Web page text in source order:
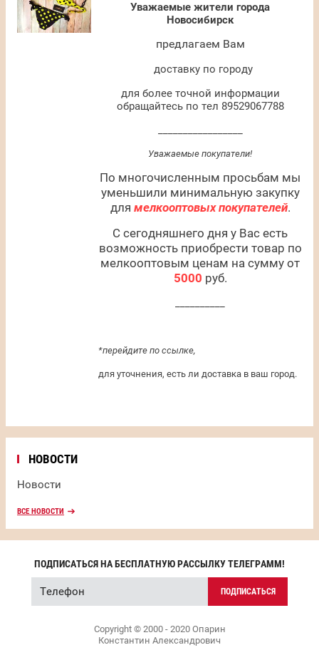
Уважаемые жители города
Новосибирск
предлагаем Вам
доставку по городу
для более точной информации
обращайтесь по тел 89529067788
Уважаемые покупатели!
По многочисленным просьбам мы
уменьшили минимальную закупку
для мелкооптовых покупателей.
С сегодняшнего дня у Вас есть
возможность приобрести товар по
мелкооптовым ценам на сумму от
5000 руб.
*перейдите по ссылке,
для уточнения, есть ли доставка в ваш город.
НОВОСТИ
Новости
ВСЕ НОВОСТИ
ПОДПИСАТЬСЯ НА БЕСПЛАТНУЮ РАССЫЛКУ ТЕЛЕГРАММ!
ПОДПИСАТЬСЯ
Copyright © 2000 - 2020 Опарин
Константин Александрович